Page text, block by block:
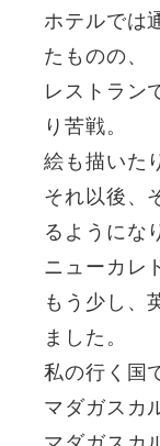
ホテルでは
たものの、
レストラン
り苦戦。
絵も描いた
それ以後、
るようにな
ニューカレ
もう少し、
ました。
私の行く国
マダガスカ